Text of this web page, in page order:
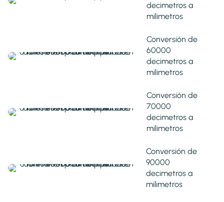
decimetros a
milimetros
Conversión de
60000
decimetros a
milimetros
Conversión de
70000
decimetros a
milimetros
Conversión de
90000
decimetros a
milimetros